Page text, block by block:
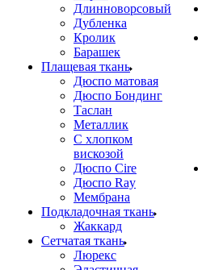
Длинноворсовый
Дубленка
Кролик
Барашек
Плащевая ткань
Дюспо матовая
Дюспо Бондинг
Таслан
Металлик
С хлопком
вискозой
Дюспо Cire
Дюспо Ray
Мембрана
Подкладочная ткань
Жаккард
Сетчатая ткань
Люрекс